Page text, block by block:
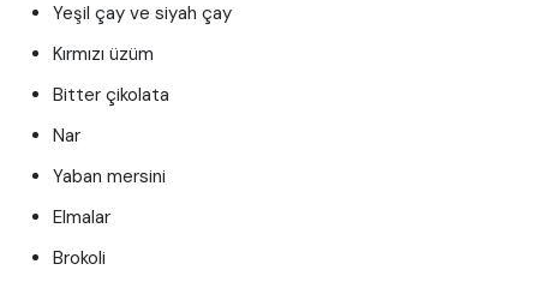
Yeşil çay ve siyah çay
Kırmızı üzüm
Bitter çikolata
Nar
Yaban mersini
Elmalar
Brokoli